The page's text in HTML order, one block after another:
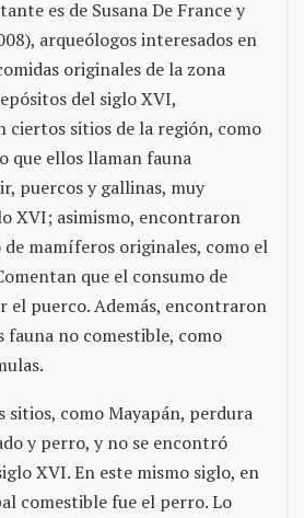
es de Susana De France y
arqueólogos interesados en
originales de la zona
del siglo XVI,
ciertos sitios de la región, como
que ellos llaman fauna
puercos y gallinas, muy
XVI; asimismo, encontraron
de mamíferos originales, como el
que el consumo de
el puerco. Además, encontraron
fauna no comestible, como
sitios, como Mayapán, perdura
y perro, y no se encontró
XVI. En este mismo siglo, en
comestible fue el perro. Lo